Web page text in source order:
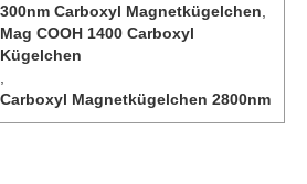
300nm Carboxyl Magnetkügelchen
Mag COOH 1400 Carboxyl
Kügelchen
Carboxyl Magnetkügelchen 2800nm